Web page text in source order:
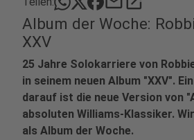
Album der Woche:
XXV
25 Jahre Solokarriere von
in seinem neuen Album "XXV".
darauf ist die neue Version von
absoluten Williams-Klassiker.
als Album der Woche.